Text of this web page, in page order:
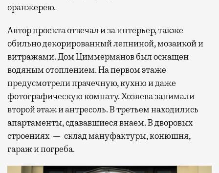
оранжерею.
Автор проекта отвечал и за интерьер, также
обильно декорированный лепниной, мозаикой и
витражами. Дом Циммерманов был оснащен
водяным отоплением. На первом этаже
предусмотрели прачечную, кухню и даже
фотографическую комнату. Хозяева занимали
второй этаж и антресоль. В третьем находились
апартаменты, сдававшиеся внаем. В дворовых
строениях — склад мануфактуры, конюшня,
гараж и погреба.